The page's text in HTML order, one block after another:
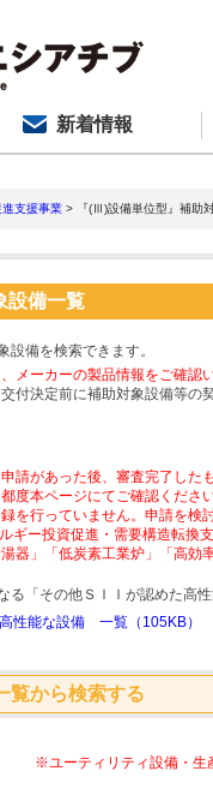
新着情報
支援事業 > 『(Ⅲ)設備単位型』補助
設備一覧
設備を検索できます。
メーカーの製品情報をご確認
付決定前に補助対象設備等の
請があった後、審査完了した
度本ページにてご確認くださ
を行っていません。申請を検
ギー投資促進・需要構造転換
器」「低炭素工業炉」「高
「その他ＳＩＩが認めた高
性能な設備 一覧（105KB）
覧から検索する
※ユーティリティ設備・生